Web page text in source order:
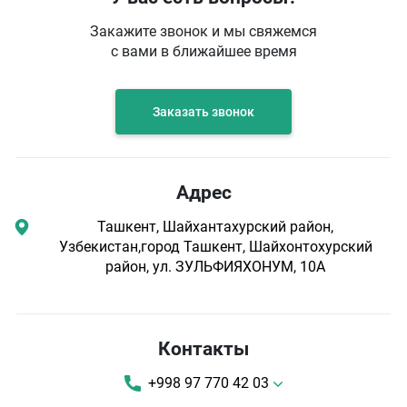
Закажите звонок и мы свяжемся
с вами в ближайшее время
Заказать звонок
Адрес
Ташкент, Шайхантахурский район,
Узбекистан,город Ташкент, Шайхонтохурский
район, ул. ЗУЛЬФИЯХОНУМ, 10А
Контакты
+998 97 770 42 03